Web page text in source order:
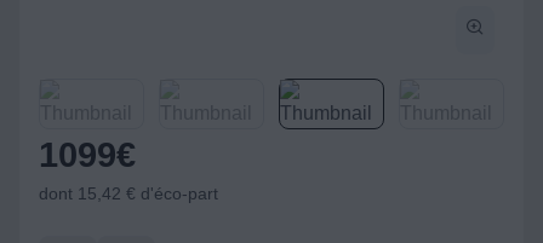
1099€
dont 15,42 € d'éco-part